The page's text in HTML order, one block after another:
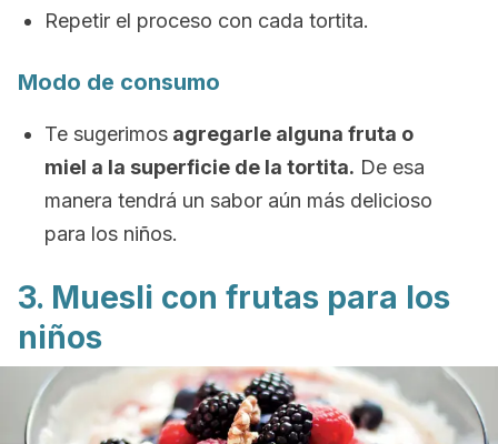
Repetir el proceso con cada tortita.
Modo de consumo
Te sugerimos agregarle alguna fruta o
miel a la superficie de la tortita. De esa
manera tendrá un sabor aún más delicioso
para los niños.
3. Muesli con frutas para los
niños